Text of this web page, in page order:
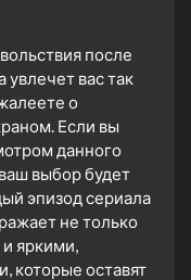
после
вас так
о
Если вы
данного
выбор будет
эпизод сериала
не только
яркими,
которые оставят